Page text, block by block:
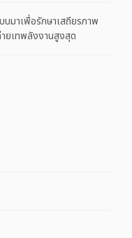
มาเพื่อรักษาเสถียรภาพ
ยเทพลังงานสูงสุด